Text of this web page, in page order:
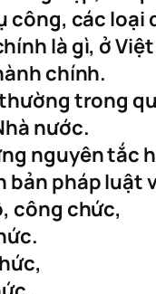
công, các
là gì, ở
chính.
trong
nước.
nguyên tắc
bản pháp luật
công chức,